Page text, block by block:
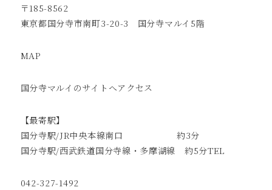
〒185-8562
東京都国分寺市南町3-20-3 国分寺マルイ5階
MAP
国分寺マルイのサイトへアクセス
【最寄駅】
国分寺駅/JR中央本線南口 約3分
国分寺駅/西武鉄道国分寺線・多摩湖線 約5分TEL
042-327-1492